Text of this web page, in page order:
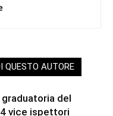
QUESTO AUTORE
del
vice ispettori